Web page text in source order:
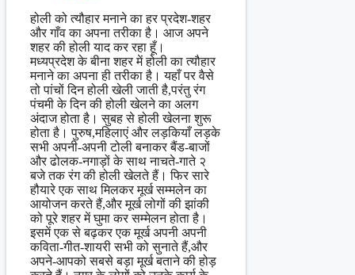
होली को त्यौहार मनाने का हर प्रदेश-शहर
और गाँव का अपना तरीका है। आज अपने
शहर की होली याद कर रहा हूँ।
मध्यप्रदेश के बीना शहर में होली का त्यौहार
मनाने का अपना ही तरीका है। यहाँ पर वैसे
तो पांचों दिन होली खेली जाती है,परंतु रंग
पंचमी के दिन की होली खेलने का अलग
अंदाज होता है। सुबह से होली खेलना शुरू
होता है। पुरुष,महिलाएं और लड़कियाँ लड़के
सभी अपनी-अपनी टोली बनाकर बैंड-बाजों
और ढोलक-नगाड़ों के साथ नाचते-गाते २
बजे तक रंग की होली खेलते हैं। फिर सारे
हौयारे एक साथ मिलकर मूर्ख सम्मलेन का
आयोजन करते हैं,और मूर्ख लोगों की झांकी
को पूरे शहर में घुमा कर सम्मेलन होता है।
इसमें एक से बढ़कर एक मूर्ख अपनी अपनी
कविता-गीत-शायरी सभी को सुनाते हैं,और
अपने-आपको सबसे बड़ा मूर्ख बताने की होड़